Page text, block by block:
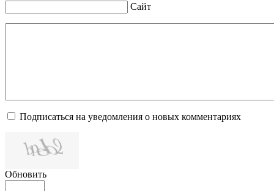
Сайт
Подписаться на уведомления о новых комментариях
Обновить